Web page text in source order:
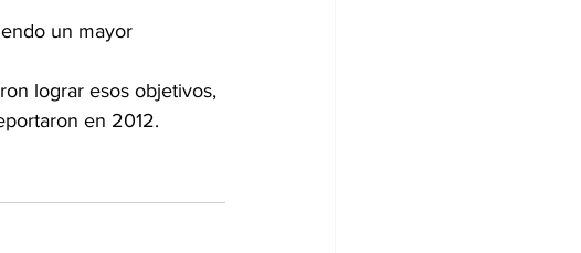
un mayor
lograr esos objetivos,
en 2012.